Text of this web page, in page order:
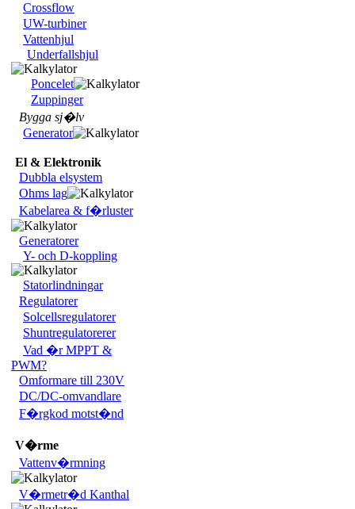
Crossflow
UW-turbiner
Vattenhjul
Underfallshjul
Poncelet
Zuppinger
Bygga sj�lv
Generator
El & Elektronik
Dubbla elsystem
Ohms lag
Kabelarea & f�rluster
Generatorer
Y- och D-koppling
Statorlindningar
Regulatorer
Solcellsregulatorer
Shuntregulatorerer
Vad �r MPPT &
PWM?
Omformare till 230V
DC/DC-omvandlare
F�rgkod motst�nd
V�rme
Vattenv�rmning
V�rmetr�d Kanthal